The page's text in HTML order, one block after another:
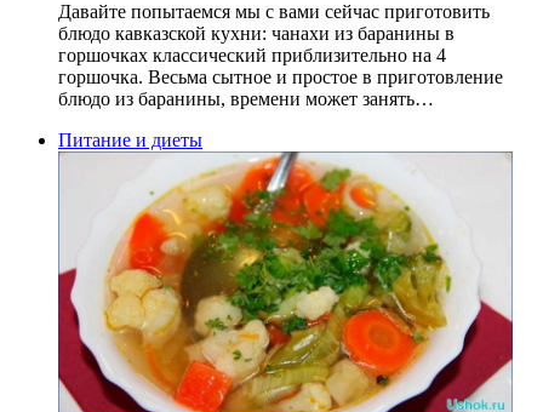
Давайте попытаемся мы с вами сейчас приготовить
блюдо кавказской кухни: чанахи из баранины в
горшочках классический приблизительно на 4
горшочка. Весьма сытное и простое в приготовление
блюдо из баранины, времени может занять…
Питание и диеты